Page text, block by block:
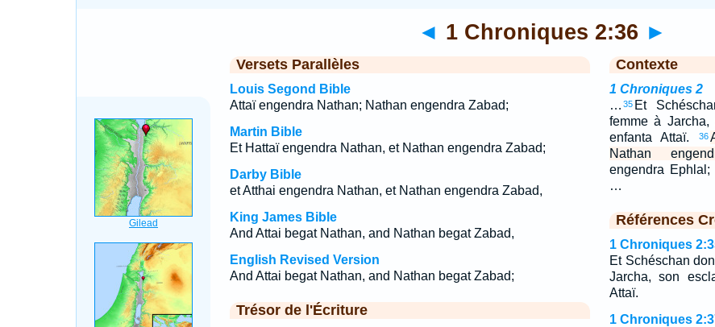
◄ 1 Chroniques 2:36 ►
Versets Parallèles
Louis Segond Bible
Attaï engendra Nathan; Nathan engendra Zabad;
Martin Bible
Et Hattaï engendra Nathan, et Nathan engendra Zabad;
Darby Bible
et Atthai engendra Nathan, et Nathan engendra Zabad,
King James Bible
And Attai begat Nathan, and Nathan begat Zabad,
English Revised Version
And Attai begat Nathan, and Nathan begat Zabad;
Trésor de l'Écriture
Contexte
1 Chroniques 2
… 35 Et
femme à
enfanta Attaï.
36
Nathan
engendra
…
Références
1 Chroniques
Et Schéschan
Jarcha, son
Attaï.
1 Chroniques